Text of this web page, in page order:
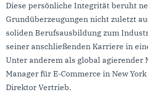
Diese persönliche Integrität beruht
Grundüberzeugungen nicht zuletzt
soliden Berufsausbildung zum
seiner anschließenden Karriere in
Unter anderem als global agierender
Manager für E-Commerce in New
Direktor Vertrieb.